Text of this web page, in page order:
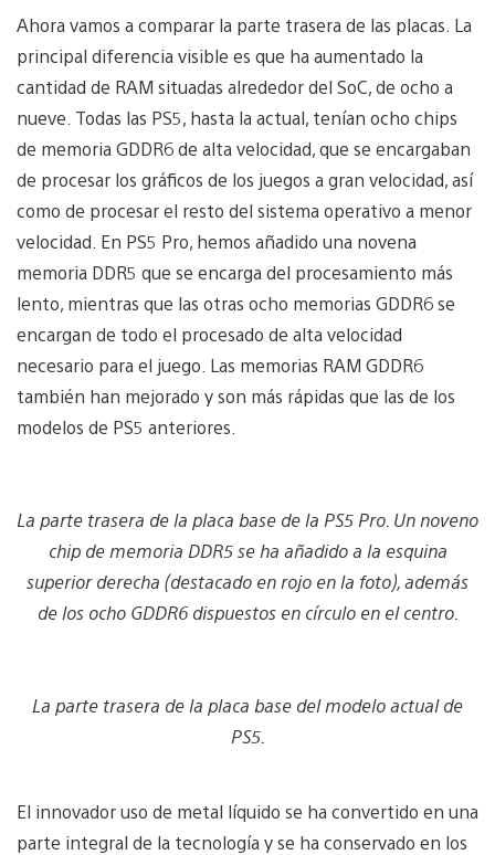
Ahora vamos a comparar la parte trasera de las placas. La
principal diferencia visible es que ha aumentado la
cantidad de RAM situadas alrededor del SoC, de ocho a
nueve. Todas las PS5, hasta la actual, tenían ocho chips
de memoria GDDR6 de alta velocidad, que se encargaban
de procesar los gráficos de los juegos a gran velocidad, así
como de procesar el resto del sistema operativo a menor
velocidad. En PS5 Pro, hemos añadido una novena
memoria DDR5 que se encarga del procesamiento más
lento, mientras que las otras ocho memorias GDDR6 se
encargan de todo el procesado de alta velocidad
necesario para el juego. Las memorias RAM GDDR6
también han mejorado y son más rápidas que las de los
modelos de PS5 anteriores.
La parte trasera de la placa base de la PS5 Pro. Un noveno
chip de memoria DDR5 se ha añadido a la esquina
superior derecha (destacado en rojo en la foto), además
de los ocho GDDR6 dispuestos en círculo en el centro.
La parte trasera de la placa base del modelo actual de
PS5.
El innovador uso de metal líquido se ha convertido en una
parte integral de la tecnología y se ha conservado en los